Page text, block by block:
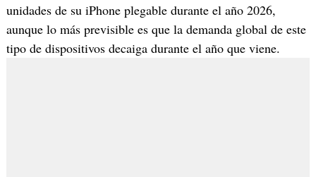
unidades de su iPhone plegable durante el año 2026,
aunque lo más previsible es que la demanda global de este
tipo de dispositivos decaiga durante el año que viene.